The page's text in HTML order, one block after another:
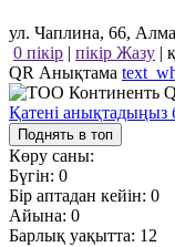
ул. Чаплина, 66,
0 пікір | пікір Жазу |
QR Анықтама
Қатені анықтадыңыз
Поднять в топ
Көру саны:
Бүгін: 0
Бір аптадан кейін: 0
Айына: 0
Барлық уақытта: 12